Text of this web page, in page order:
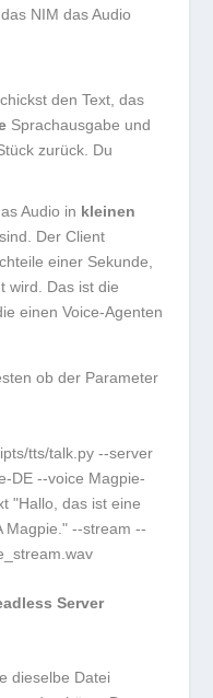
das NIM das Audio
den Text, das
Sprachausgabe und
zurück. Du
Audio in kleinen
Der Client
einer Sekunde,
wird. Das ist die
einen Voice-Agenten
ob der Parameter
tts/talk.py --server
DE --voice Magpie-
"Hallo, das ist eine
Magpie." --stream --
Server
dieselbe Datei